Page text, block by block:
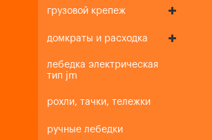
грузовой крепеж
домкраты и расходка
лебедка электрическая
тип jm
рохли, тачки, тележки
ручные лебедки